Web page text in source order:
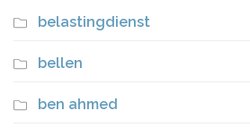
belastingdienst
bellen
ben ahmed